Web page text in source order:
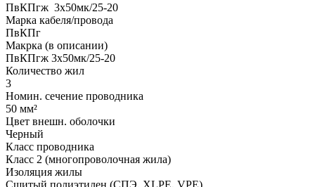
ПвКПгж 3x50мк/25-20
Марка кабеля/провода
ПвКПг
Макрка (в описании)
ПвКПгж 3x50мк/25-20
Количество жил
3
Номин. сечение проводника
50 мм²
Цвет внешн. оболочки
Черный
Класс проводника
Класс 2 (многопроволочная жила)
Изоляция жилы
Сшитый полиэтилен (СПЭ, XLPE, VPE)